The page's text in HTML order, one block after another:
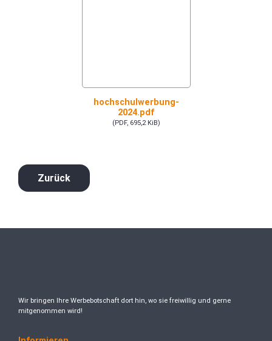
hochschulwerbung-
2024.pdf
(PDF, 695,2 KiB)
Zurück
Wir bringen Ihre Werbebotschaft dort hin, wo sie freiwillig und gerne
mitgenommen wird!